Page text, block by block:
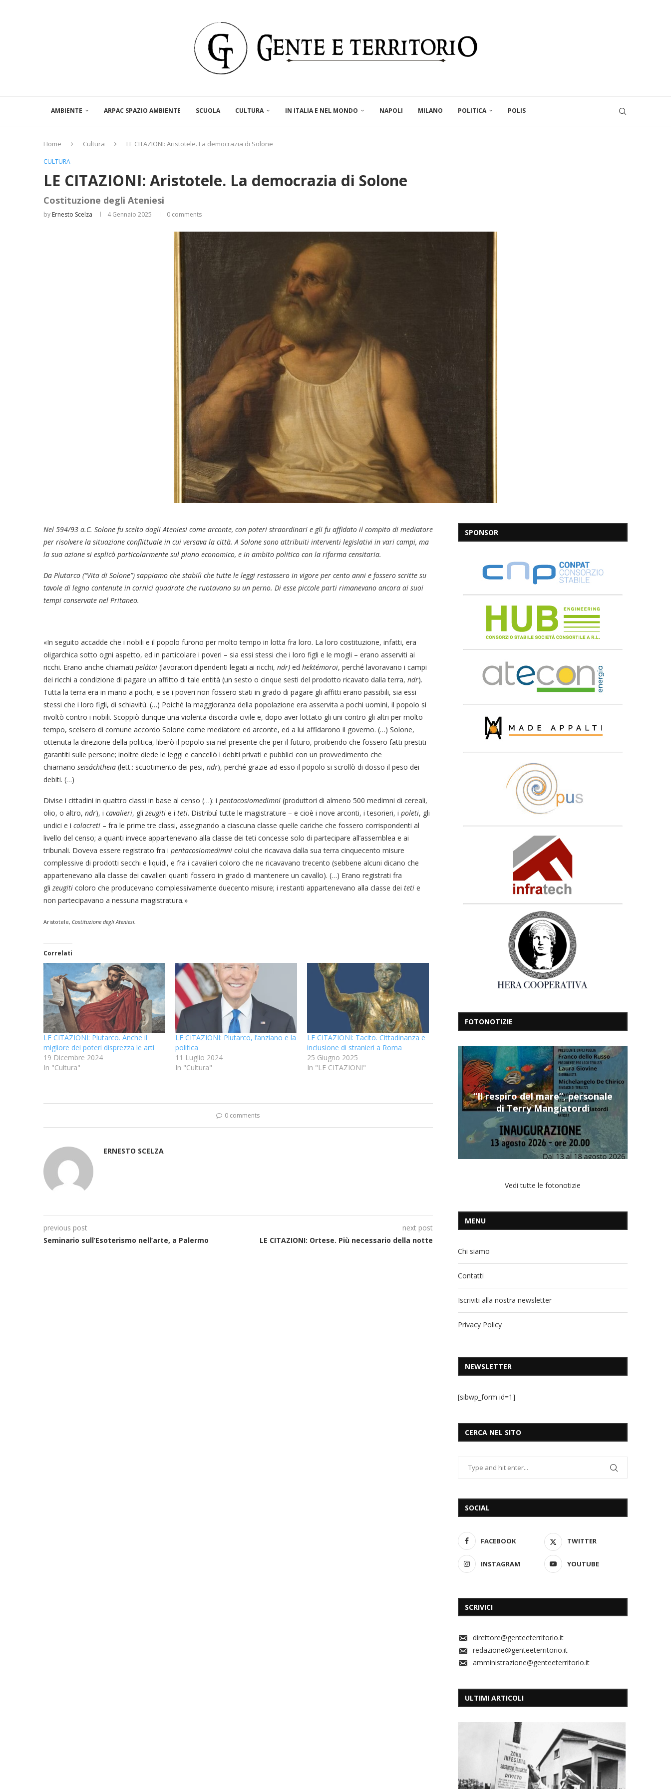
AMBIENTE ARPAC SPAZIO AMBIENTE SCUOLA CULTURA IN ITALIA E NEL MONDO NAPOLI MILANO POLITICA POLIS
Home Cultura LE CITAZIONI: Aristotele. La democrazia di Solone
CULTURA
LE CITAZIONI: Aristotele. La democrazia di Solone
Costituzione degli Ateniesi
by Ernesto Scelza 4 Gennaio 2025 0 comments
Nel 594/93 a.C. Solone fu scelto dagli Ateniesi come arconte, con poteri straordinari e gli fu affidato il compito di mediatore
per risolvere la situazione conflittuale in cui versava la città. A Solone sono attribuiti interventi legislativi in vari campi, ma
la sua azione si esplicò particolarmente sul piano economico, e in ambito politico con la riforma censitaria.
Da Plutarco (“Vita di Solone”) sappiamo che stabilì che tutte le leggi restassero in vigore per cento anni e fossero scritte su
tavole di legno contenute in cornici quadrate che ruotavano su un perno. Di esse piccole parti rimanevano ancora ai suoi
tempi conservate nel Pritaneo.
«In seguito accadde che i nobili e il popolo furono per molto tempo in lotta fra loro. La loro costituzione, infatti, era
oligarchica sotto ogni aspetto, ed in particolare i poveri – sia essi stessi che i loro figli e le mogli – erano asserviti ai
ricchi. Erano anche chiamati pelátai (lavoratori dipendenti legati ai ricchi, ndr) ed hektémoroi, perché lavoravano i campi
dei ricchi a condizione di pagare un affitto di tale entità (un sesto o cinque sesti del prodotto ricavato dalla terra, ndr).
Tutta la terra era in mano a pochi, e se i poveri non fossero stati in grado di pagare gli affitti erano passibili, sia essi
stessi che i loro figli, di schiavitù. (…) Poiché la maggioranza della popolazione era asservita a pochi uomini, il popolo si
rivoltò contro i nobili. Scoppiò dunque una violenta discordia civile e, dopo aver lottato gli uni contro gli altri per molto
tempo, scelsero di comune accordo Solone come mediatore ed arconte, ed a lui affidarono il governo. (…) Solone,
ottenuta la direzione della politica, liberò il popolo sia nel presente che per il futuro, proibendo che fossero fatti prestiti
garantiti sulle persone; inoltre diede le leggi e cancellò i debiti privati e pubblici con un provvedimento che
chiamano seisáchtheia (lett.: scuotimento dei pesi, ndr), perché grazie ad esso il popolo si scrollò di dosso il peso dei
debiti. (…)
Divise i cittadini in quattro classi in base al censo (…): i pentacosiomedimni (produttori di almeno 500 medimni di cereali,
olio, o altro, ndr), i cavalieri, glizeugiti e i teti. Distribuì tutte le magistrature – e cioè i nove arconti, i tesorieri, i poleti, gli
undici e i colacreti – fra le prime tre classi, assegnando a ciascuna classe quelle cariche che fossero corrispondenti al
livello del censo; a quanti invece appartenevano alla classe dei teti concesse solo di partecipare all’assemblea e ai
tribunali. Doveva essere registrato fra i pentacosiomedimni colui che ricavava dalla sua terra cinquecento misure
complessive di prodotti secchi e liquidi, e fra i cavalieri coloro che ne ricavavano trecento (sebbene alcuni dicano che
appartenevano alla classe dei cavalieri quanti fossero in grado di mantenere un cavallo). (…) Erano registrati fra
glizeugiti coloro che producevano complessivamente duecento misure; i restanti appartenevano alla classe dei teti e
non partecipavano a nessuna magistratura.»
Aristotele, Costituzione degli Ateniesi.
Correlati
LE CITAZIONI: Plutarco. Anche il
migliore dei poteri disprezza le arti
19 Dicembre 2024
In "Cultura"
LE CITAZIONI: Plutarco, l’anziano e la
politica
11 Luglio 2024
In "Cultura"
LE CITAZIONI: Tacito. Cittadinanza e
inclusione di stranieri a Roma
25 Giugno 2025
In "LE CITAZIONI"
0 comments
ERNESTO SCELZA
previous post
Seminario sull’Esoterismo nell’arte, a Palermo
next post
LE CITAZIONI: Ortese. Più necessario della notte
SPONSOR
FOTONOTIZIE
“Il respiro del mare”, personale
di Terry Mangiatordi
Vedi tutte le fotonotizie
MENU
Chi siamo
Contatti
Iscriviti alla nostra newsletter
Privacy Policy
NEWSLETTER
[sibwp_form id=1]
CERCA NEL SITO
SOCIAL
FACEBOOK TWITTER
INSTAGRAM YOUTUBE
SCRIVICI
direttore@genteeterritorio.it
redazione@genteeterritorio.it
amministrazione@genteeterritorio.it
ULTIMI ARTICOLI